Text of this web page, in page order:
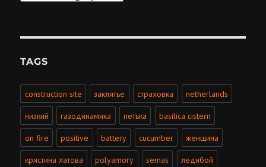
TAGS
construction site заклятье страховка netherlands
низкий газодинамика петька basilica cistern
on fire positive battery cucumber женщина
кристина латова polyamory semas ледибой